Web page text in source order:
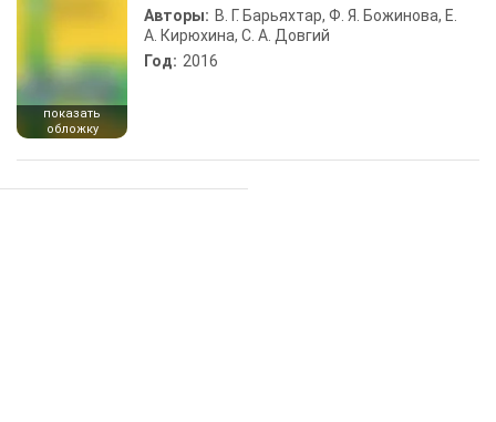
показать
обложку
Авторы: В. Г. Барьяхтар, Ф. Я. Божинова, Е.
А. Кирюхина, С. А. Довгий
Год: 2016